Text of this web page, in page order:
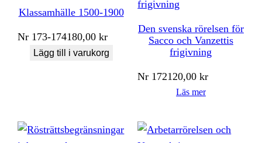
Klassamhälle 1500-1900
Nr 173-174180,00kr
Lägg till i varukorg
Den svenska rörelsen för
Sacco och Vanzettis
frigivning
Nr 172120,00kr
Läs mer